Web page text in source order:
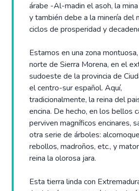
árabe -Al-madin el asoh, la
y también debe a la minería del
ciclos de prosperidad y
Estamos en una zona
norte de Sierra Morena, en el
sudoeste de la provincia de
el centro-sur español. Aquí,
tradicionalmente, la reina del
encina. De hecho, en los bellos
perviven magníficos encinares,
otra serie de árboles:
rebollos, madroños, etc., y
reina la olorosa jara.
Esta tierra linda con